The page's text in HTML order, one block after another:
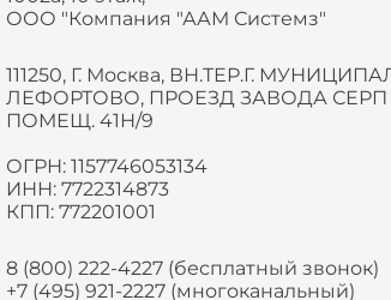
ООО "Компания "ААМ Системз"
111250, Г. Москва, ВН.ТЕР.Г.
ЛЕФОРТОВО, ПРОЕЗД ЗАВОДА СЕРП
ПОМЕЩ. 41Н/9
ОГРН: 1157746053134
ИНН: 7722314873
КПП: 772201001
8 (800) 222-4227 (бесплатный звонок)
+7 (495) 921-2227 (многоканальный)